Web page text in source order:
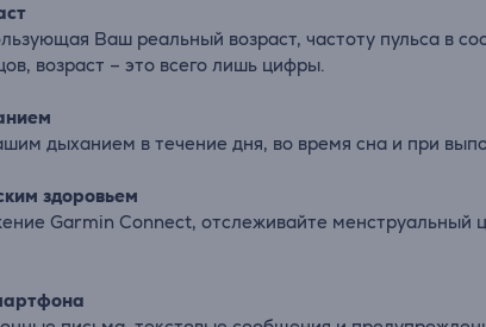
Ваш реальный возраст, частоту пульса в
возраст – это всего лишь цифры.
дыханием в течение дня, во время сна и при
здоровьем
Garmin Connect, отслеживайте